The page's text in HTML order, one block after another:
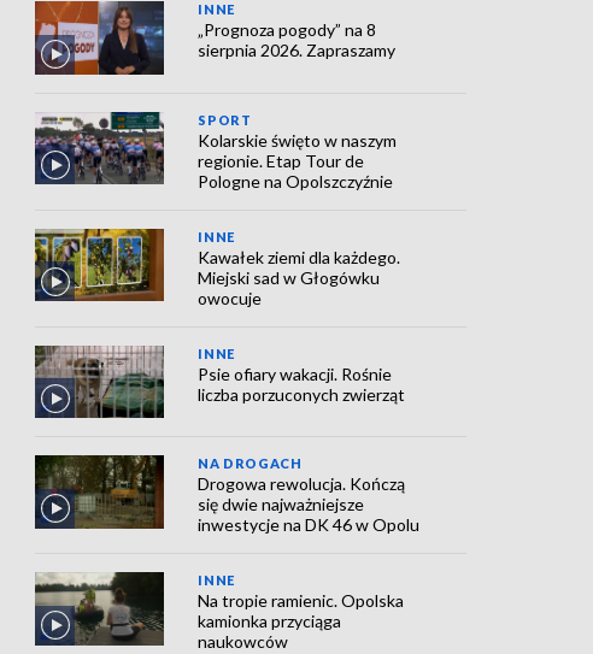
INNE
„Prognoza pogody” na 8
sierpnia 2026. Zapraszamy
SPORT
Kolarskie święto w naszym
regionie. Etap Tour de
Pologne na Opolszczyźnie
INNE
Kawałek ziemi dla każdego.
Miejski sad w Głogówku
owocuje
INNE
Psie ofiary wakacji. Rośnie
liczba porzuconych zwierząt
NA DROGACH
Drogowa rewolucja. Kończą
się dwie najważniejsze
inwestycje na DK 46 w Opolu
INNE
Na tropie ramienic. Opolska
kamionka przyciąga
naukowców